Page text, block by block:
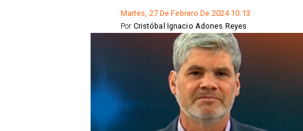
Martes, 27 De Febrero De 2024 10:13
Cristóbal Ignacio Adones Reyes
Por